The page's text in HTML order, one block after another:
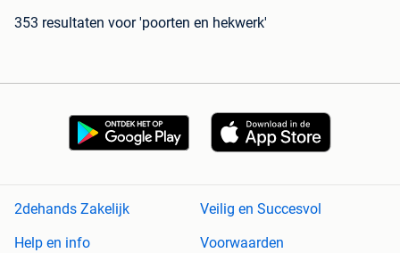
353 resultaten voor 'poorten en hekwerk'
2dehands Zakelijk
Veilig en Succesvol
Help en info
Voorwaarden